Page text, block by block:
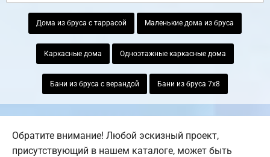
Дома из бруса с таррасой Маленькие дома из бруса
Каркасные дома Одноэтажные каркасные дома
Бани из бруса с верандой Бани из бруса 7х8
Обратите внимание! Любой эскизный проект,
присутствующий в нашем каталоге, может быть